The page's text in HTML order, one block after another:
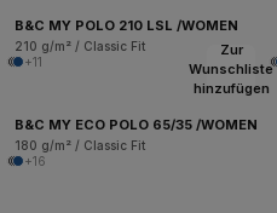
B&C MY POLO 210 LSL /WOMEN
210 g/m² / Classic Fit
+11
Zur
Wunschliste
hinzufügen
B&C MY ECO POLO 65/35 /WOMEN
180 g/m² / Classic Fit
+16